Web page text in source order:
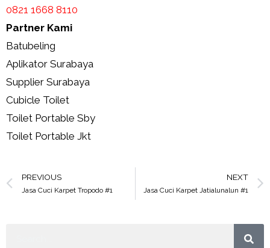
0821 1668 8110
Partner Kami
Batubeling
Aplikator Surabaya
Supplier Surabaya
Cubicle Toilet
Toilet Portable Sby
Toilet Portable Jkt
PREVIOUS
Jasa Cuci Karpet Tropodo #1
NEXT
Jasa Cuci Karpet Jatialunalun #1